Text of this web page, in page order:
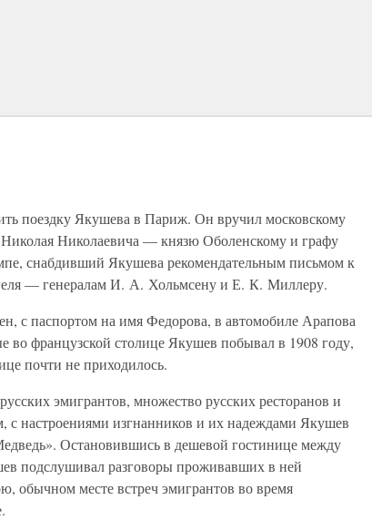
поездку Якушева в Париж. Он вручил московскому
Николаевича — князю Оболенскому и графу
снабдивший Якушева рекомендательным письмом к
— генералам И. А. Хольмсену и Е. К. Миллеру.
с паспортом на имя Федорова, в автомобиле Арапова
французской столице Якушев побывал в 1908 году,
почти не приходилось.
эмигрантов, множество русских ресторанов и
с настроениями изгнанников и их надеждами Якушев
Остановившись в дешевой гостинице между
подслушивал разговоры проживавших в ней
обычном месте встреч эмигрантов во время